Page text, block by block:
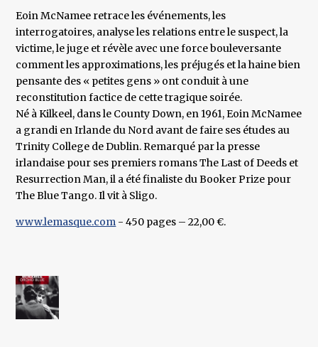
Eoin McNamee retrace les événements, les
interrogatoires, analyse les relations entre le suspect, la
victime, le juge et révèle avec une force bouleversante
comment les approximations, les préjugés et la haine bien
pensante des « petites gens » ont conduit à une
reconstitution factice de cette tragique soirée.
Né à Kilkeel, dans le County Down, en 1961, Eoin McNamee
a grandi en Irlande du Nord avant de faire ses études au
Trinity College de Dublin. Remarqué par la presse
irlandaise pour ses premiers romans The Last of Deeds et
Resurrection Man, il a été finaliste du Booker Prize pour
The Blue Tango. Il vit à Sligo.
www.lemasque.com - 450 pages – 22,00 €.